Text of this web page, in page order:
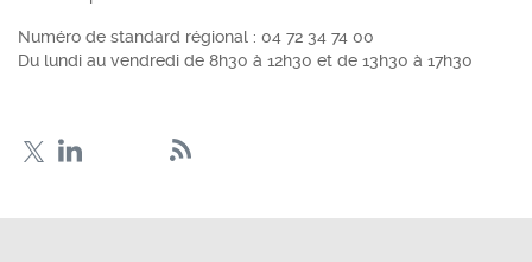
Numéro de standard régional : 04 72 34 74 00
Du lundi au vendredi de 8h30 à 12h30 et de 13h30 à 17h30